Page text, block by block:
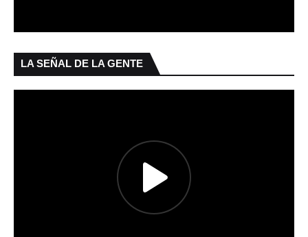
LA SEÑAL DE LA GENTE